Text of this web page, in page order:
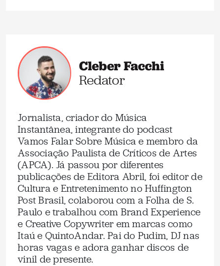
Cleber Facchi
Redator
Jornalista, criador do Música
Instantânea, integrante do podcast
Vamos Falar Sobre Música e membro da
Associação Paulista de Críticos de Artes
(APCA). Já passou por diferentes
publicações de Editora Abril, foi editor de
Cultura e Entretenimento no Huffington
Post Brasil, colaborou com a Folha de S.
Paulo e trabalhou com Brand Experience
e Creative Copywriter em marcas como
Itaú e QuintoAndar. Pai do Pudim, DJ nas
horas vagas e adora ganhar discos de
vinil de presente.